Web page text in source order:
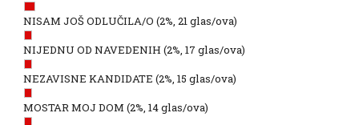
NISAM JOŠ ODLUČILA/O (2%, 21 glas/ova)
NIJEDNU OD NAVEDENIH (2%, 17 glas/ova)
NEZAVISNE KANDIDATE (2%, 15 glas/ova)
MOSTAR MOJ DOM (2%, 14 glas/ova)